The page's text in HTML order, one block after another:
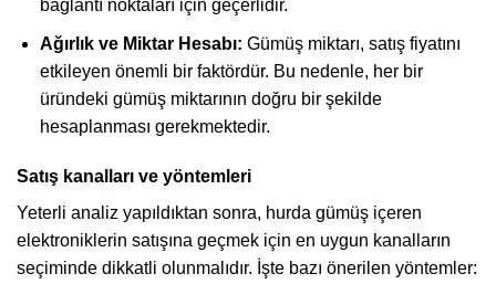
bağlantı noktaları için geçerlidir.
Ağırlık ve Miktar Hesabı: Gümüş miktarı, satış fiyatını
etkileyen önemli bir faktördür. Bu nedenle, her bir
üründeki gümüş miktarının doğru bir şekilde
hesaplanması gerekmektedir.
Satış kanalları ve yöntemleri
Yeterli analiz yapıldıktan sonra, hurda gümüş içeren
elektroniklerin satışına geçmek için en uygun kanalların
seçiminde dikkatli olunmalıdır. İşte bazı önerilen yöntemler: